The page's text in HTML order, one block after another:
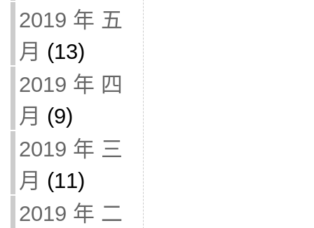
2019 年 五
月 (13)
2019 年 四
月 (9)
2019 年 三
月 (11)
2019 年 二